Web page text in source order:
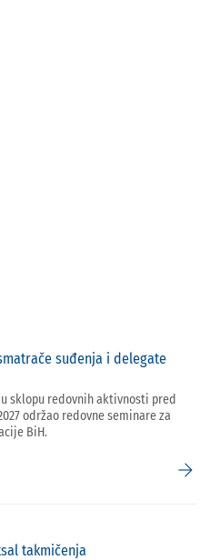
suđenja i delegate
sklopu redovnih aktivnosti pred
održao redovne seminare za
BiH.
arrow_forward
takmičenja